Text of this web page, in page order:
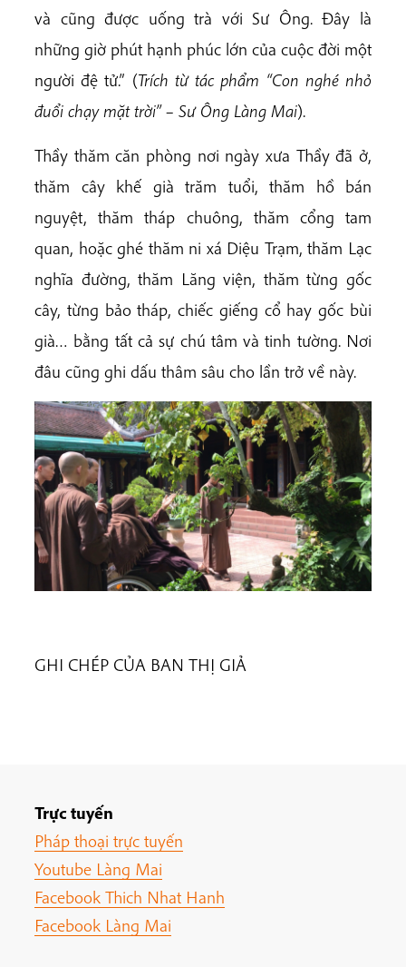
và cũng được uống trà với Sư Ông. Đây là
những giờ phút hạnh phúc lớn của cuộc đời một
người đệ tử.” (Trích từ tác phẩm “Con nghé nhỏ
đuổi chạy mặt trời” – Sư Ông Làng Mai).
Thầy thăm căn phòng nơi ngày xưa Thầy đã ở,
thăm cây khế già trăm tuổi, thăm hồ bán
nguyệt, thăm tháp chuông, thăm cổng tam
quan, hoặc ghé thăm ni xá Diệu Trạm, thăm Lạc
nghĩa đường, thăm Lăng viện, thăm từng gốc
cây, từng bảo tháp, chiếc giếng cổ hay gốc bùi
già… bằng tất cả sự chú tâm và tinh tường. Nơi
đâu cũng ghi dấu thâm sâu cho lần trở về này.
GHI CHÉP CỦA BAN THỊ GIẢ
Trực tuyến
Pháp thoại trực tuyến
Youtube Làng Mai
Facebook Thich Nhat Hanh
Facebook Làng Mai